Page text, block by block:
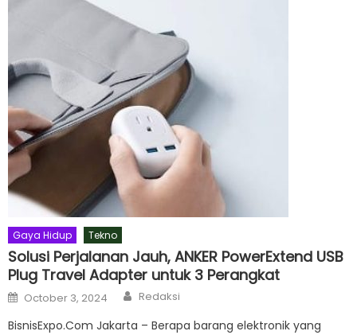
Gaya Hidup Tekno
Solusi Perjalanan Jauh, ANKER PowerExtend USB
Plug Travel Adapter untuk 3 Perangkat
Posted
on
October 3, 2024 Author
Redaksi
BisnisExpo.Com Jakarta – Berapa barang elektronik yang